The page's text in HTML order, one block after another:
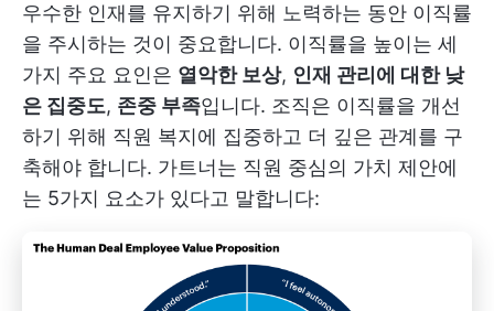
우수한 인재를 유지하기 위해 노력하는 동안 이직률
을 주시하는 것이 중요합니다. 이직률을 높이는 세
가지 주요 요인은 열악한 보상, 인재 관리에 대한 낮
은 집중도, 존중 부족입니다. 조직은 이직률을 개선
하기 위해 직원 복지에 집중하고 더 깊은 관계를 구
축해야 합니다. 가트너는 직원 중심의 가치 제안에
는 5가지 요소가 있다고 말합니다: